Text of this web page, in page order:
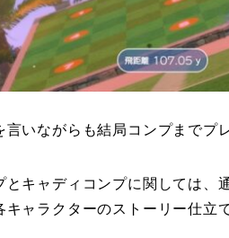
いながらも結局コンプまでプ
とキャディコンプに関しては、
ャラクターのストーリー仕立